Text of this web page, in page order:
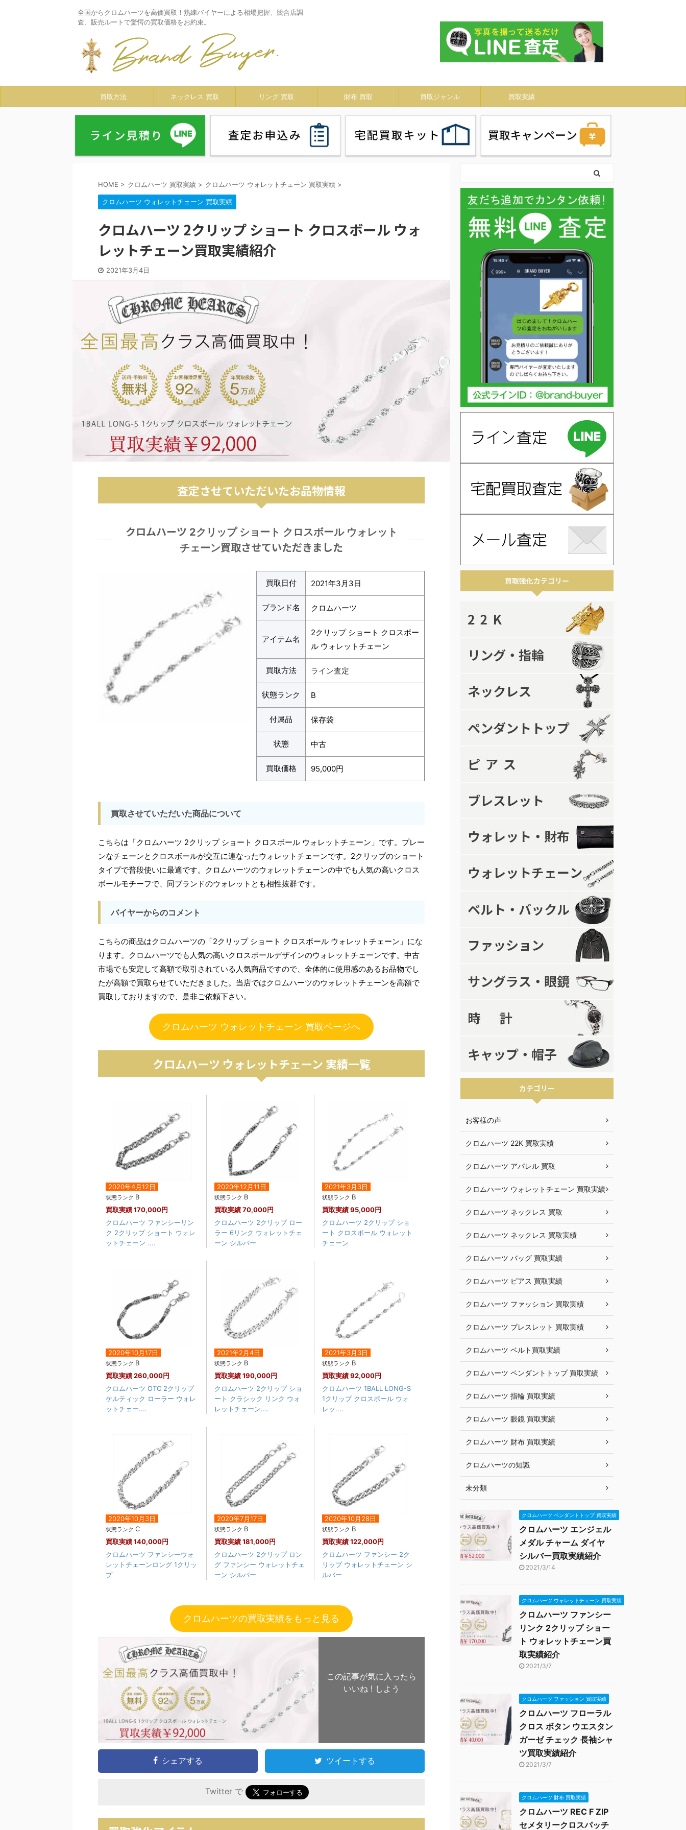
全国からクロムハーツを高価買取！熟練バイヤーによる相場把握、競合店調
査、販売ルートで驚愕の買取価格をお約束。
買取方法 ネックレス 買取 リング 買取 財布 買取 買取ジャンル 買取実績
HOME > クロムハーツ 買取実績 > クロムハーツ ウォレットチェーン 買取実績 >
クロムハーツ ウォレットチェーン 買取実績
クロムハーツ 2クリップ ショート クロスボール ウォ
レットチェーン買取実績紹介
2021年3月4日
査定させていただいたお品物情報
クロムハーツ 2クリップ ショート クロスボール ウォレット
チェーン買取させていただきました
買取日付 2021年3月3日
ブランド名 クロムハーツ
アイテム名
2クリップ ショート クロスボー
ル ウォレットチェーン
買取方法 ライン査定
状態ランク B
付属品 保存袋
状態 中古
買取価格 95,000円
買取させていただいた商品について
こちらは「クロムハーツ 2クリップ ショート クロスボール ウォレットチェーン」です。プレー
ンなチェーンとクロスボールが交互に連なったウォレットチェーンです。2クリップのショート
タイプで普段使いに最適です。クロムハーツのウォレットチェーンの中でも人気の高いクロス
ボールモチーフで、同ブランドのウォレットとも相性抜群です。
バイヤーからのコメント
こちらの商品はクロムハーツの「2クリップ ショート クロスボール ウォレットチェーン」にな
ります。クロムハーツでも人気の高いクロスボールデザインのウォレットチェーンです。中古
市場でも安定して高額で取引されている人気商品ですので、全体的に使用感のあるお品物でし
たが高額で買取らせていただきました。当店ではクロムハーツのウォレットチェーンを高額で
買取しておりますので、是非ご依頼下さい。
クロムハーツ ウォレットチェーン 買取ページへ
クロムハーツ ウォレットチェーン 実績一覧
2020年4月12日
状態ランク B
買取実績170,000円
クロムハーツ ファンシーリン
ク 2クリップ ショート ウォレ
ットチェーン ....
2020年12月11日
状態ランク B
買取実績70,000円
クロムハーツ 2クリップ ロー
ラー 6リンク ウォレットチェ
ーン シルバー
2021年3月3日
状態ランク B
買取実績95,000円
クロムハーツ 2クリップ ショ
ート クロスボール ウォレット
チェーン
2020年10月17日
状態ランク B
買取実績260,000円
クロムハーツ OTC 2クリップ
ケルティック ローラー ウォレ
ットチェー....
2021年2月4日
状態ランク B
買取実績190,000円
クロムハーツ 2クリップ ショ
ート クラシック リンク ウォ
レットチェーン....
2021年3月3日
状態ランク B
買取実績92,000円
クロムハーツ 1BALL LONG-S
1クリップ クロスボール ウォ
レッ....
2020年10月3日
状態ランク C
買取実績140,000円
クロムハーツ ファンシーウォ
レットチェーンロング 1クリッ
プ
2020年7月17日
状態ランク B
買取実績181,000円
クロムハーツ 2クリップ ロン
グ ファンシー ウォレットチェ
ーン シルバー
2020年10月28日
状態ランク B
買取実績122,000円
クロムハーツ ファンシー 2ク
リップ ウォレットチェーン シ
ルバー
クロムハーツの買取実績をもっと見る
この記事が気に入ったら
いいね ! しよう
シェアする ツイートする
Twitter で
買取強化カテゴリー
カテゴリー
お客様の声
クロムハーツ 22K 買取実績
クロムハーツ アパレル 買取
クロムハーツ ウォレットチェーン 買取実績
クロムハーツ ネックレス 買取
クロムハーツ ネックレス 買取実績
クロムハーツ バッグ 買取実績
クロムハーツ ピアス 買取実績
クロムハーツ ファッション 買取実績
クロムハーツ ブレスレット 買取実績
クロムハーツ ベルト買取実績
クロムハーツ ペンダントトップ 買取実績
クロムハーツ 指輪 買取実績
クロムハーツ 眼鏡 買取実績
クロムハーツ 財布 買取実績
クロムハーツの知識
未分類
クロムハーツ ペンダントトップ 買取実績
クロムハーツ エンジェル
メダル チャーム ダイヤ
シルバー買取実績紹介
2021/3/14
クロムハーツ ウォレットチェーン 買取実績
クロムハーツ ファンシー
リンク 2クリップ ショー
ト ウォレットチェーン買
取実績紹介
2021/3/7
クロムハーツ ファッション 買取実績
クロムハーツ フローラル
クロス ボタン ウエスタン
ガーゼ チェック 長袖シャ
ツ買取実績紹介
2021/3/7
クロムハーツ 財布 買取実績
クロムハーツ REC F ZIP
セメタリークロスパッチ